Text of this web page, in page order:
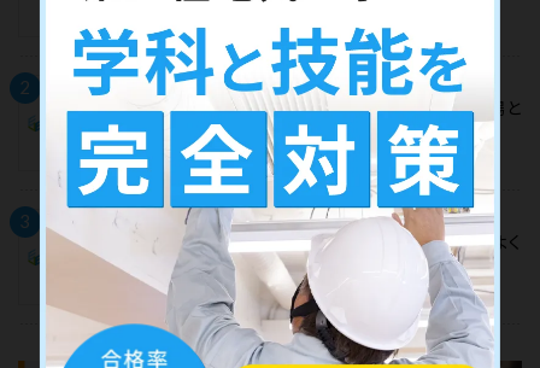
2
【2025年度】第二種電気工事士試験会場と
過去の会場一覧｜日程についても
3
対地電圧と線間電圧の違いとは？試験でよく
出る配電方式で解説